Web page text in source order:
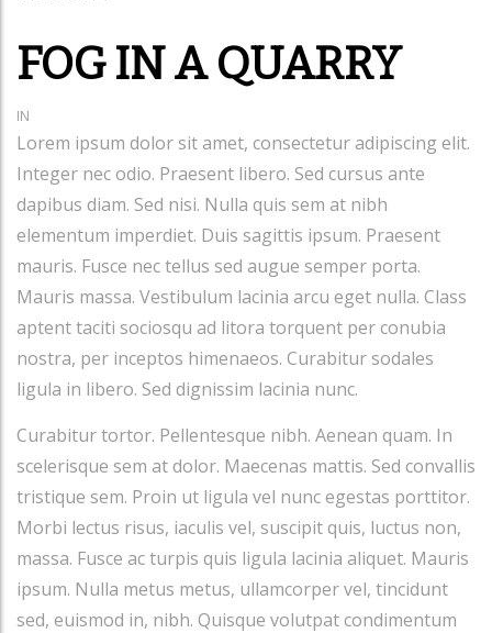
FOG IN A QUARRY
IN
Lorem ipsum dolor sit amet, consectetur adipiscing elit.
Integer nec odio. Praesent libero. Sed cursus ante
dapibus diam. Sed nisi. Nulla quis sem at nibh
elementum imperdiet. Duis sagittis ipsum. Praesent
mauris. Fusce nec tellus sed augue semper porta.
Mauris massa. Vestibulum lacinia arcu eget nulla. Class
aptent taciti sociosqu ad litora torquent per conubia
nostra, per inceptos himenaeos. Curabitur sodales
ligula in libero. Sed dignissim lacinia nunc.
Curabitur tortor. Pellentesque nibh. Aenean quam. In
scelerisque sem at dolor. Maecenas mattis. Sed convallis
tristique sem. Proin ut ligula vel nunc egestas porttitor.
Morbi lectus risus, iaculis vel, suscipit quis, luctus non,
massa. Fusce ac turpis quis ligula lacinia aliquet. Mauris
ipsum. Nulla metus metus, ullamcorper vel, tincidunt
sed, euismod in, nibh. Quisque volutpat condimentum